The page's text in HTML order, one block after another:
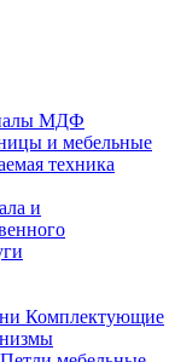
МДФ
и мебельные
техника
и
Комплектующие